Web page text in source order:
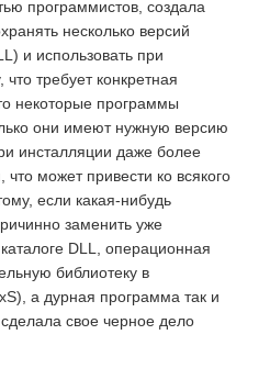
программистов, создала
несколько версий
и использовать при
требует конкретная
некоторые программы
они имеют нужную версию
инсталляции даже более
может привести ко всякого
если какая-нибудь
заменить уже
DLL, операционная
библиотеку в
а дурная программа так и
свое черное дело